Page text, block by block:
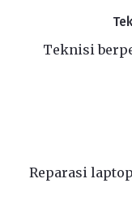
Teknisi
Reparasi